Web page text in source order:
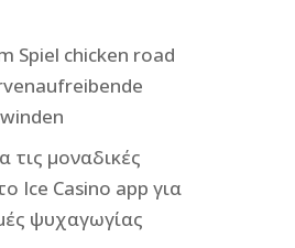
Spiel chicken road
τις μοναδικές
Ice Casino app για
ψυχαγωγίας